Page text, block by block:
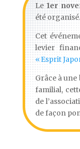
Le 1er
été organisé.
Cet
levier
« Esprit
Grâce à
familial,
de
de façon